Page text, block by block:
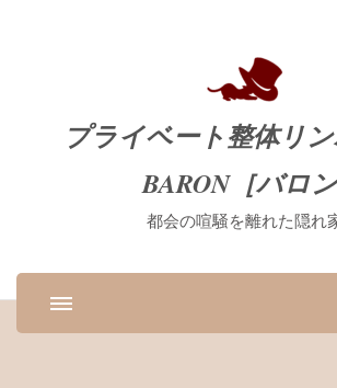
プライベート整体リ
BARON［バロン
都会の喧騒を離れた隠れ